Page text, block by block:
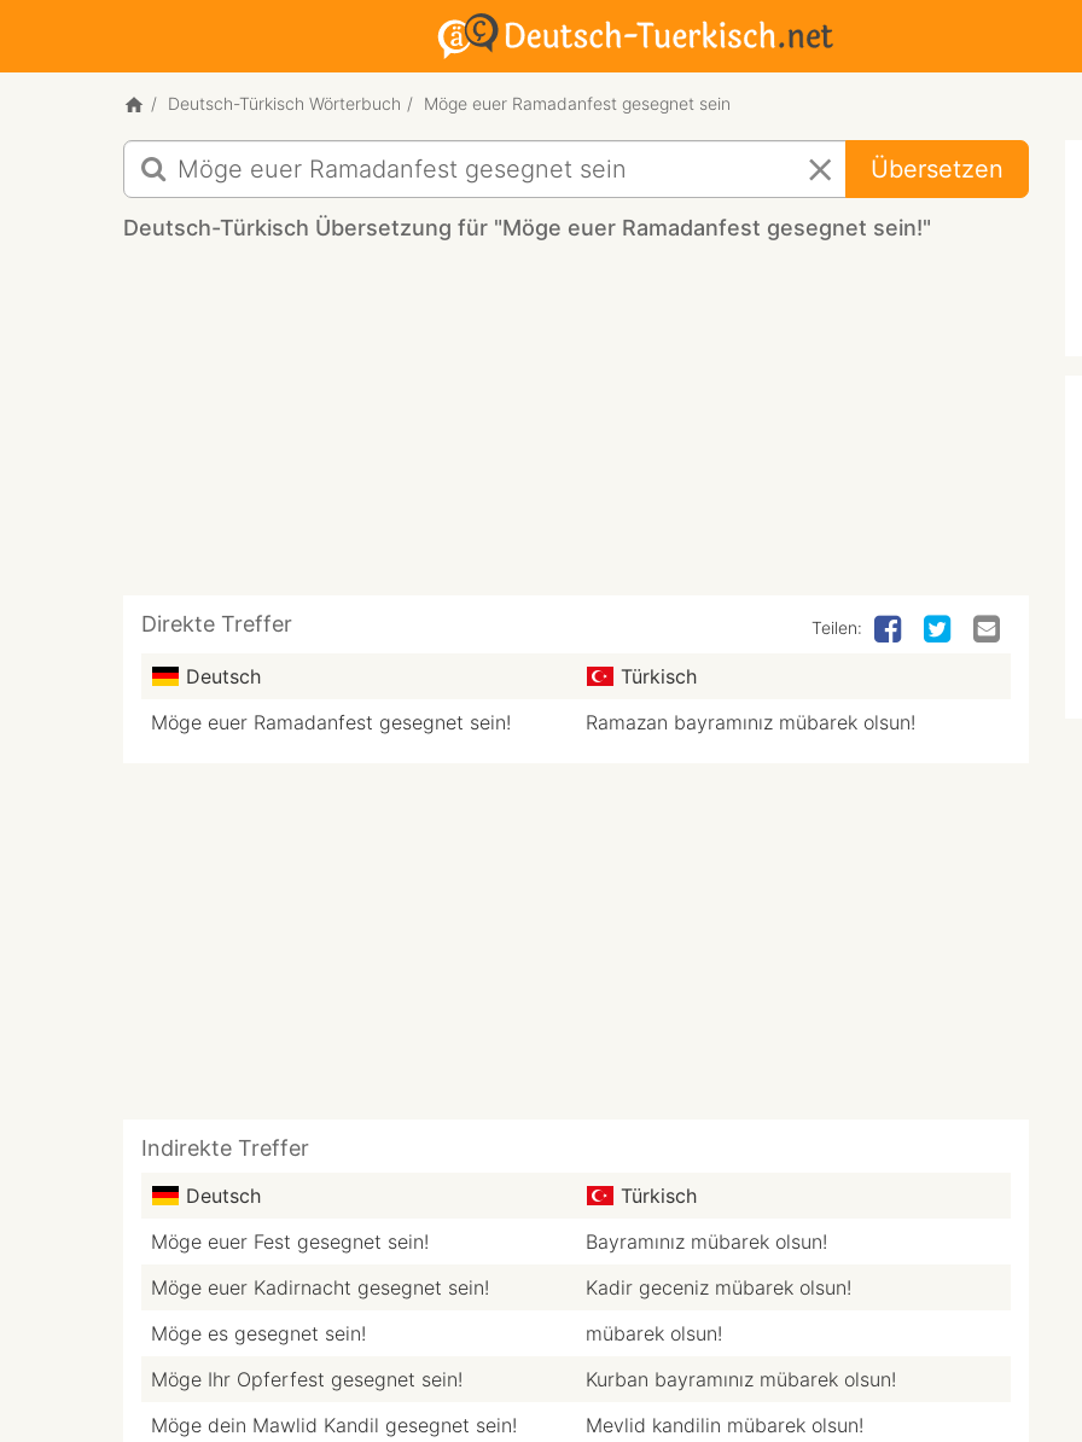
Deutsch-Türkisch Wörterbuch Möge euer Ramadanfest gesegnet sein
Deutsch-
Türkisch
Übersetzung
für
Übersetzen
Deutsch-Türkisch Übersetzung für "Möge euer Ramadanfest gesegnet sein!"
Direkte Treffer Teilen:
Deutsch
Türkisch
Möge euer Ramadanfest gesegnet sein!
Ramazan bayramınız mübarek olsun!
Indirekte Treffer
Deutsch
Türkisch
Möge euer Fest gesegnet sein!
Bayramınız mübarek olsun!
Möge euer Kadirnacht gesegnet sein!
Kadir geceniz mübarek olsun!
Möge es gesegnet sein!
mübarek olsun!
Möge Ihr Opferfest gesegnet sein!
Kurban bayramınız mübarek olsun!
Möge dein Mawlid Kandil gesegnet sein!
Mevlid kandilin mübarek olsun!